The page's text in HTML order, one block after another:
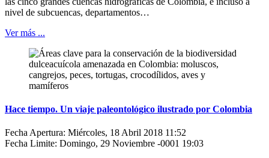
nivel de subcuencas, departamentos…
Ver más ...
Hace tiempo. Un viaje paleontológico ilustrado por Colombia
Fecha Apertura: Miércoles, 18 Abril 2018 11:52
Fecha Limite: Domingo, 29 Noviembre -0001 19:03